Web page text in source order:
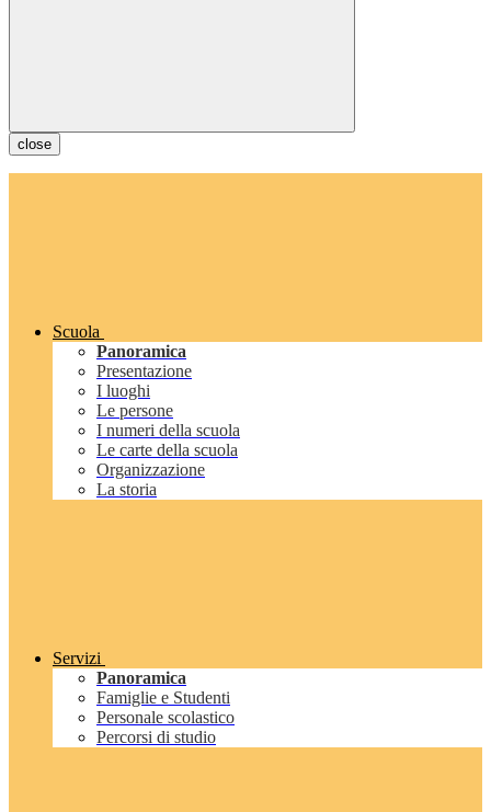
close
Scuola
Panoramica
Presentazione
I luoghi
Le persone
I numeri della scuola
Le carte della scuola
Organizzazione
La storia
Servizi
Panoramica
Famiglie e Studenti
Personale scolastico
Percorsi di studio